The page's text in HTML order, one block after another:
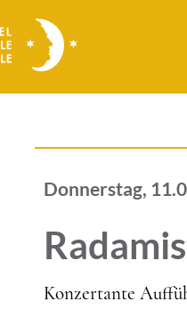
Donnerstag,
Konzertante